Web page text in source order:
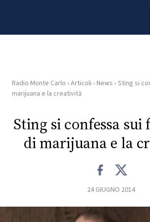
HOME
RADIO
WEB
Radio Monte Carlo › Articoli › News › Sting si
marijuana e la creatività
Sting si confessa sui
di marijuana e la
24 GIUGNO 2014